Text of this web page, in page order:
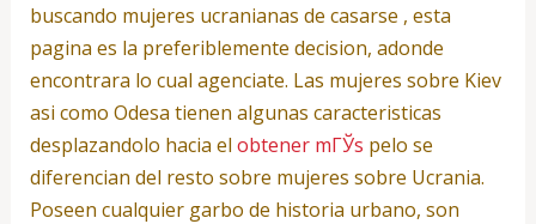
buscando mujeres ucranianas de casarse , esta
pagina es la preferiblemente decision, adonde
encontrara lo cual agenciate. Las mujeres sobre Kiev
asi­ como Odesa tienen algunas caracteristicas
desplazandolo hacia el obtener mГЎs pelo se
diferencian del resto sobre mujeres sobre Ucrania.
Poseen cualquier garbo de historia urbano, son